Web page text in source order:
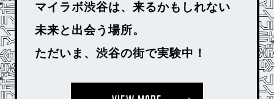
マイラボ渋⾕は、来るかもしれない
未来と出会う場所。
ただいま、渋⾕の街で実験中！